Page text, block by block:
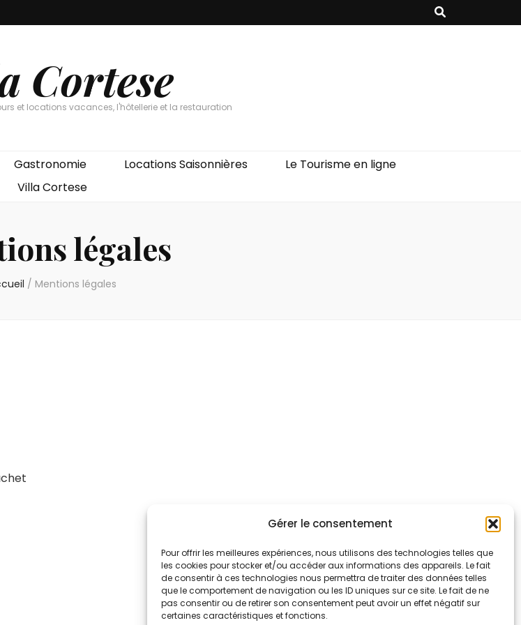
Gérer le consentement
Pour offrir les meilleures expériences, nous utilisons des technologies telles que
les cookies pour stocker et/ou accéder aux informations des appareils. Le fait
de consentir à ces technologies nous permettra de traiter des données telles
que le comportement de navigation ou les ID uniques sur ce site. Le fait de ne
pas consentir ou de retirer son consentement peut avoir un effet négatif sur
certaines caractéristiques et fonctions.
Cortese
et locations vacances, l'hôtellerie et la restauration
Gastronomie Locations Saisonnières
Le Tourisme en ligne
Villa Cortese
légales
/ Mentions légales